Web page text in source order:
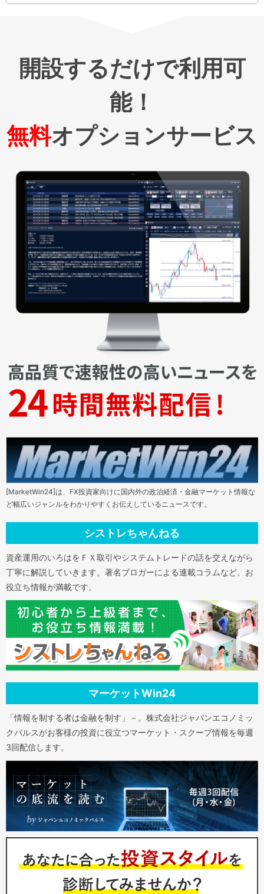
開設するだけで利用可
能！
無料オプションサービス
[MarketWin24]は、FX投資家向けに国内外の政治経済・金融マーケット情報な
ど幅広いジャンルをわかりやすくお伝えしているニュースです。
シストレちゃんねる
資産運用のいろはをＦＸ取引やシステムトレードの話を交えながら
丁寧に解説していきます。著名ブロガーによる連載コラムなど、お
役立ち情報が満載です。
マーケットWin24
「情報を制する者は金融を制す」－。株式会社ジャパンエコノミッ
クパルスがお客様の投資に役立つマーケット・スクープ情報を毎週
3回配信します。